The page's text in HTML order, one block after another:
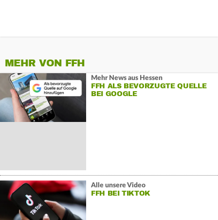
MEHR VON FFH
Mehr News aus Hessen
FFH ALS BEVORZUGTE QUELLE
BEI GOOGLE
Alle unsere Video
FFH BEI TIKTOK